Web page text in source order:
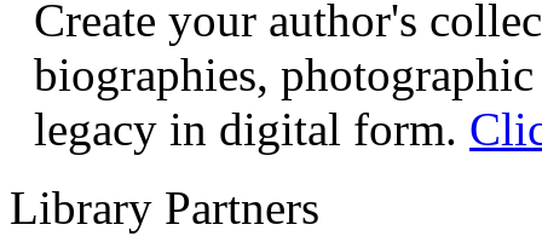
Create your author's
biographies,
legacy in digital form.
Library Partners